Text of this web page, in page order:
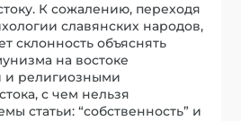
К сожалению, переходя
славянских народов,
склонность объяснять
на востоке
и религиозными
с чем нельзя
статьи: “собственность” и